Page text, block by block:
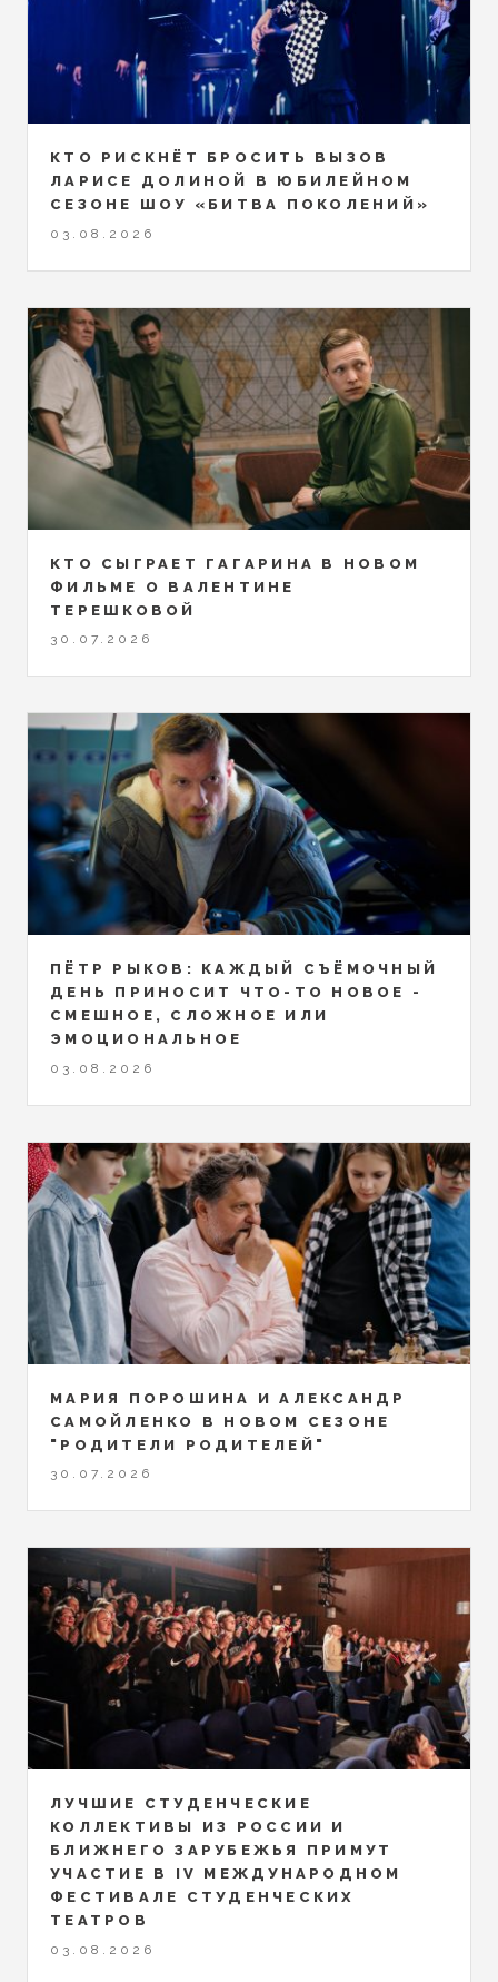
КТО РИСКНЁТ БРОСИТЬ ВЫЗОВ
ЛАРИСЕ ДОЛИНОЙ В ЮБИЛЕЙНОМ
СЕЗОНЕ ШОУ «БИТВА ПОКОЛЕНИЙ»
03.08.2026
КТО СЫГРАЕТ ГАГАРИНА В НОВОМ
ФИЛЬМЕ О ВАЛЕНТИНЕ
ТЕРЕШКОВОЙ
30.07.2026
ПЁТР РЫКОВ: КАЖДЫЙ СЪЁМОЧНЫЙ
ДЕНЬ ПРИНОСИТ ЧТО-ТО НОВОЕ -
СМЕШНОЕ, СЛОЖНОЕ ИЛИ
ЭМОЦИОНАЛЬНОЕ
03.08.2026
МАРИЯ ПОРОШИНА И АЛЕКСАНДР
САМОЙЛЕНКО В НОВОМ СЕЗОНЕ
"РОДИТЕЛИ РОДИТЕЛЕЙ"
30.07.2026
ЛУЧШИЕ СТУДЕНЧЕСКИЕ
КОЛЛЕКТИВЫ ИЗ РОССИИ И
БЛИЖНЕГО ЗАРУБЕЖЬЯ ПРИМУТ
УЧАСТИЕ В IV МЕЖДУНАРОДНОМ
ФЕСТИВАЛЕ СТУДЕНЧЕСКИХ
ТЕАТРОВ
03.08.2026